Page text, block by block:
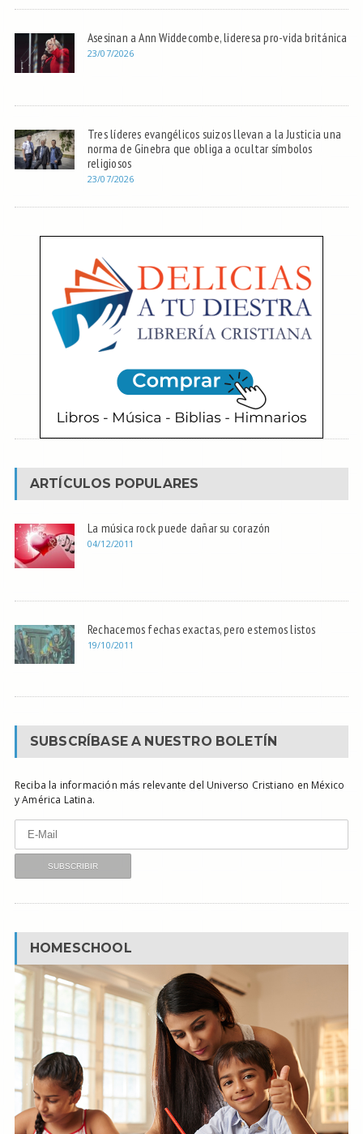
Asesinan a Ann Widdecombe, lideresa pro-vida británica
23/07/2026
Tres líderes evangélicos suizos llevan a la Justicia una
norma de Ginebra que obliga a ocultar símbolos
religiosos
23/07/2026
ARTÍCULOS POPULARES
La música rock puede dañar su corazón
04/12/2011
Rechacemos fechas exactas, pero estemos listos
19/10/2011
SUBSCRÍBASE A NUESTRO BOLETÍN
Reciba la información más relevante del Universo Cristiano en México
y América Latina.
HOMESCHOOL